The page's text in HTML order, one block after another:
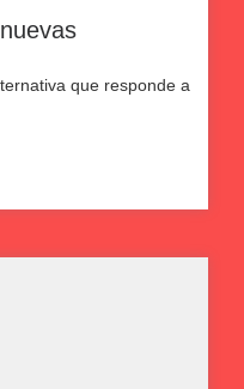
que responde a